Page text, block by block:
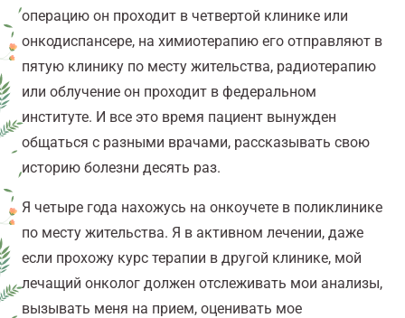
операцию он проходит в четвертой клинике или
онкодиспансере, на химиотерапию его отправляют в
пятую клинику по месту жительства, радиотерапию
или облучение он проходит в федеральном
институте. И все это время пациент вынужден
общаться с разными врачами, рассказывать свою
историю болезни десять раз.
Я четыре года нахожусь на онкоучете в поликлинике
по месту жительства. Я в активном лечении, даже
если прохожу курс терапии в другой клинике, мой
лечащий онколог должен отслеживать мои анализы,
вызывать меня на прием, оценивать мое